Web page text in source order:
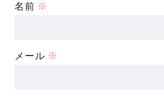
名前 ※
メール ※